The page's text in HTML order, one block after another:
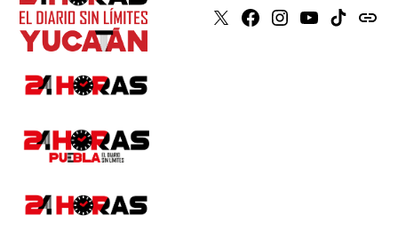
X Faceboook
Instagram
YoutubeTiktokissuu